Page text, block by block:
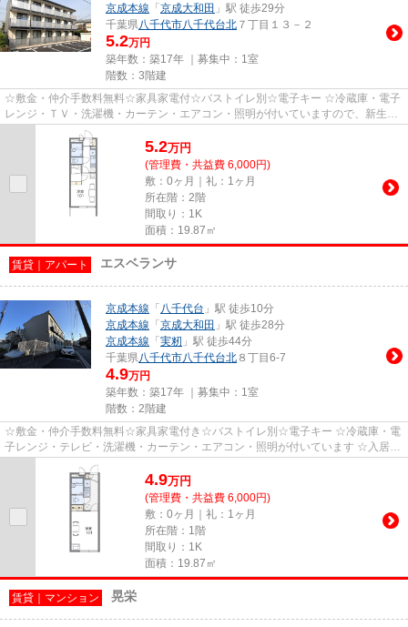
京成本線 「 京成大和田 」駅 徒歩29分
千葉県八千代市八千代台北 ７丁目１３－２
5.2万円
築年数：築17年 ｜募集中： 1室
階数：3階建
☆敷金・仲介手数料無料☆家具家電付☆バストイレ別☆電子キー ☆冷蔵庫・電子
レンジ・ＴＶ・洗濯機・カーテン・エアコン・照明が付いていますので、新生活
が楽に始められます☆ ☆浴室換気乾...
5.2万円
(管理費・共益費 6,000円)
敷：0ヶ月｜礼：1ヶ月
所在階：2階
間取り：1K
面積：19.87㎡
賃貸｜アパート エスベランサ
京成本線 「 八千代台 」駅 徒歩10分
京成本線 「 京成大和田 」駅 徒歩28分
京成本線 「 実籾 」駅 徒歩44分
千葉県八千代市八千代台北 ８丁目6-7
4.9万円
築年数：築17年 ｜募集中： 1室
階数：2階建
☆敷金・仲介手数料無料☆家具家電付き☆バストイレ別☆電子キー ☆冷蔵庫・電
子レンジ・テレビ・洗濯機・カーテン・エアコン・照明が付いています ☆入居期
間中に家具家電が故障した際は、...
4.9万円
(管理費・共益費 6,000円)
敷：0ヶ月｜礼：1ヶ月
所在階：1階
間取り：1K
面積：19.87㎡
賃貸｜マンション 晃栄